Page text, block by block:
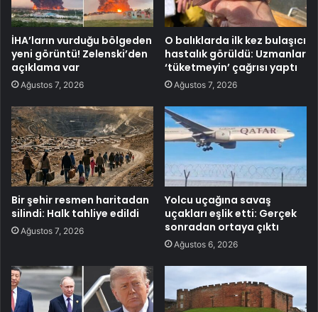
İHA’ların vurduğu bölgeden
yeni görüntü! Zelenski’den
açıklama var
Ağustos 7, 2026
O balıklarda ilk kez bulaşıcı
hastalık görüldü: Uzmanlar
‘tüketmeyin’ çağrısı yaptı
Ağustos 7, 2026
Bir şehir resmen haritadan
silindi: Halk tahliye edildi
Ağustos 7, 2026
Yolcu uçağına savaş
uçakları eşlik etti: Gerçek
sonradan ortaya çıktı
Ağustos 6, 2026